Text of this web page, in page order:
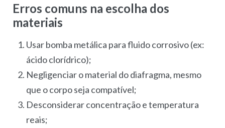
Erros comuns na escolha dos
materiais
Usar bomba metálica para fluido corrosivo (ex:
ácido clorídrico);
Negligenciar o material do diafragma, mesmo
que o corpo seja compatível;
Desconsiderar concentração e temperatura
reais;